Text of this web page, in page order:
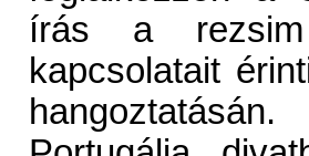
írás a rezsim
kapcsolatait
hangoztatásán.